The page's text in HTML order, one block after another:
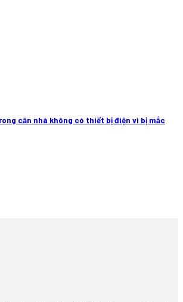
căn nhà không có thiết bị điện vì bị mắc